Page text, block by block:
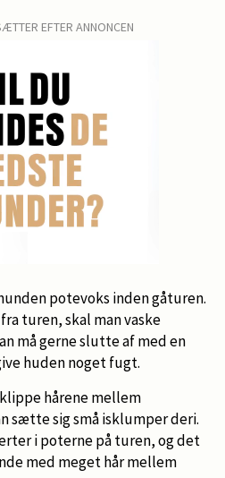
EFTER ANNONCEN
potevoks inden gåturen.
turen, skal man vaske
må gerne slutte af med en
huden noget fugt.
hårene mellem
sætte sig små isklumper deri.
i poterne på turen, og det
med meget hår mellem